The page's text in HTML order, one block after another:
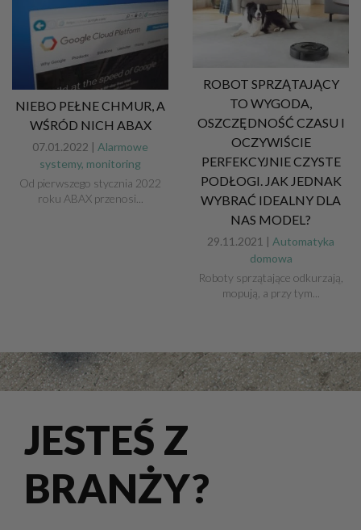
NIEBO PEŁNE CHMUR, A
WŚRÓD NICH ABAX
07.01.2022 | Alarmowe
systemy, monitoring
Od pierwszego stycznia 2022
roku ABAX przenosi...
ROBOT SPRZĄTAJĄCY
TO WYGODA,
OSZCZĘDNOŚĆ CZASU I
OCZYWIŚCIE
PERFEKCYJNIE CZYSTE
PODŁOGI. JAK JEDNAK
WYBRAĆ IDEALNY DLA
NAS MODEL?
29.11.2021 | Automatyka
domowa
Roboty sprzątające odkurzają,
mopują, a przy tym...
JESTEŚ Z
BRANŻY?